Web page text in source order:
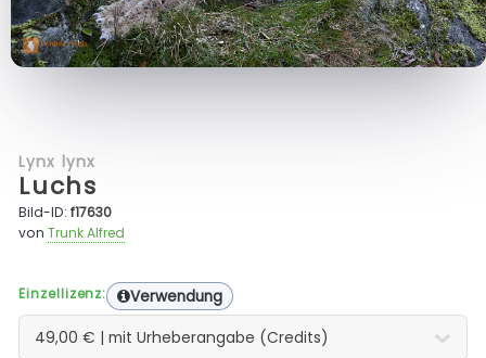
Lynx lynx
Luchs
Bild-ID:f17630
vonTrunk Alfred
Einzellizenz: Verwendung